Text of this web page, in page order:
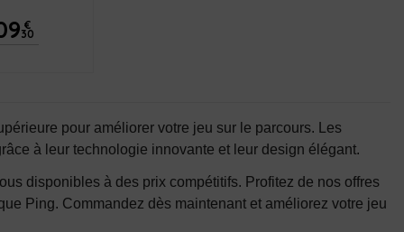
€
30
pour améliorer votre jeu sur le parcours. Les
à leur technologie innovante et leur design élégant.
disponibles à des prix compétitifs. Profitez de nos offres
Ping. Commandez dès maintenant et améliorez votre jeu